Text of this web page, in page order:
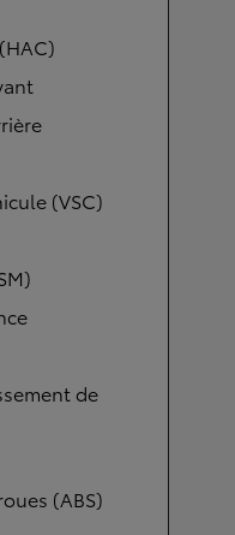
(VSC)
de
(ABS)